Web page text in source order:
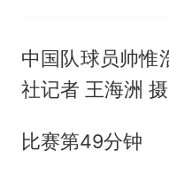
中国队球员帅惟
社记者 王海洲 摄
比赛第49分钟